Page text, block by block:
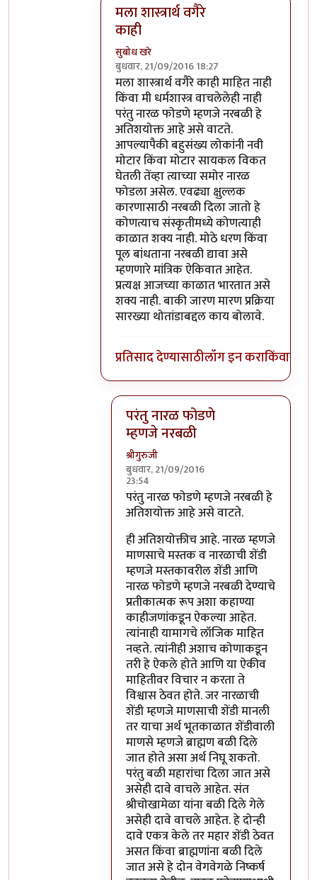
मला शास्त्रार्थ वगैरे
काही
सुबोध खरे
बुधवार, 21/09/2016 18:27
In reply toआत्मबंधवाल्यानी `कोहळा म्हणजे
मला शास्त्रार्थ वगैरे काही माहित नाही
किंवा मी धर्मशास्त्र वाचलेलेही नाही
परंतु नारळ फोडणे म्हणजे नरबळी हे
अतिशयोक्त आहे असे वाटते.
आपल्यापैकी बहुसंख्य लोकांनी नवी
मोटार किंवा मोटार सायकल विकत
घेतली तेंव्हा त्याच्या समोर नारळ
फोडला असेल. एवढ्या क्षुल्लक
कारणासाठी नरबळी दिला जातो हे
कोणत्याच संस्कृतीमध्ये कोणत्याही
काळात शक्य नाही. मोठे धरण किंवा
पूल बांधताना नरबळी द्यावा असे
म्हणणारे मांत्रिक ऐकिवात आहेत.
प्रत्यक्ष आजच्या काळात भारतात असे
शक्य नाही. बाकी जारण मारण प्रक्रिया
सारख्या थोतांडाबद्दल काय बोलावे.
प्रतिसाद देण्यासाठीलॉग इन कराकिंवा
परंतु नारळ फोडणे
म्हणजे नरबळी
श्रीगुरुजी
बुधवार, 21/09/2016
23:54
In reply toमला शास्त्रार्थ वगैरे काही
परंतु नारळ फोडणे म्हणजे नरबळी हे
अतिशयोक्त आहे असे वाटते.
ही अतिशयोक्तीच आहे. नारळ म्हणजे
माणसाचे मस्तक व नारळाची शेंडी
म्हणजे मस्तकावरील शेंडी आणि
नारळ फोडणे म्हणजे नरबळी देण्याचे
प्रतीकात्मक रूप अशा कहाण्या
काहीजणांकडून ऐकल्या आहेत.
त्यांनाही यामागचे लॉजिक माहित
नव्हते. त्यांनीही अशाच कोणाकडून
तरी हे ऐकले होते आणि या ऐकीव
माहितीवर विचार न करता ते
विश्वास ठेवत होते. जर नारळाची
शेंडी म्हणजे माणसाची शेंडी मानली
तर याचा अर्थ भूतकाळात शेंडीवाली
माणसे म्हणजे ब्राह्मण बळी दिले
जात होते असा अर्थ निघू शकतो.
परंतु बळी महारांचा दिला जात असे
असेही दावे वाचले आहेत. संत
श्रीचोखामेळा यांना बळी दिले गेले
असेही दावे वाचले आहेत. हे दोन्ही
दावे एकत्र केले तर महार शेंडी ठेवत
असत किंवा ब्राह्मणांना बळी दिले
जात असे हे दोन वेगवेगळे निष्कर्ष